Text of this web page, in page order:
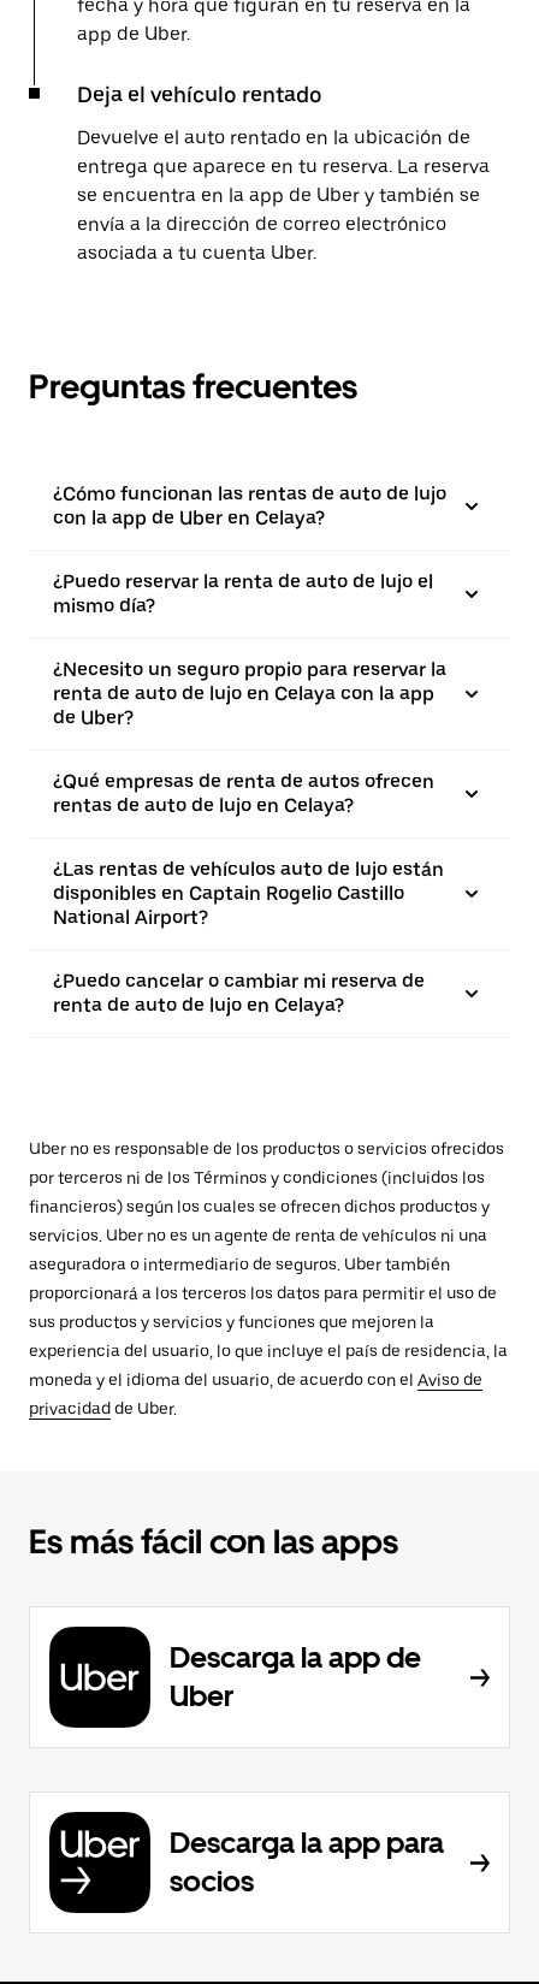
fecha y hora que figuran en tu reserva en la
app de Uber.
Deja el vehículo rentado
Devuelve el auto rentado en la ubicación de
entrega que aparece en tu reserva. La reserva
se encuentra en la app de Uber y también se
envía a la dirección de correo electrónico
asociada a tu cuenta Uber.
Preguntas frecuentes
¿Cómo funcionan las rentas de auto de lujo
con la app de Uber en Celaya?
¿Puedo reservar la renta de auto de lujo el
mismo día?
¿Necesito un seguro propio para reservar la
renta de auto de lujo en Celaya con la app
de Uber?
¿Qué empresas de renta de autos ofrecen
rentas de auto de lujo en Celaya?
¿Las rentas de vehículos auto de lujo están
disponibles en Captain Rogelio Castillo
National Airport?
¿Puedo cancelar o cambiar mi reserva de
renta de auto de lujo en Celaya?
Uber no es responsable de los productos o servicios ofrecidos
por terceros ni de los Términos y condiciones (incluidos los
financieros) según los cuales se ofrecen dichos productos y
servicios. Uber no es un agente de renta de vehículos ni una
aseguradora o intermediario de seguros. Uber también
proporcionará a los terceros los datos para permitir el uso de
sus productos y servicios y funciones que mejoren la
experiencia del usuario, lo que incluye el país de residencia, la
moneda y el idioma del usuario, de acuerdo con el Aviso de
privacidad de Uber.
Es más fácil con las apps
Descarga la app de
Uber
Descarga la app para
socios